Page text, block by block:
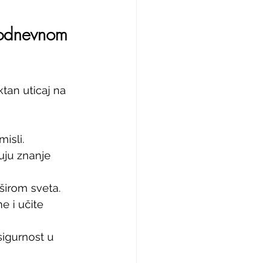
uticaj na
znanje
sveta.
i učite
u